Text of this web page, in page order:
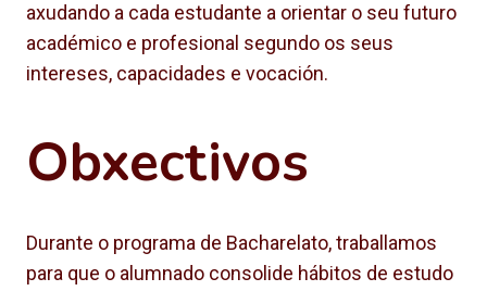
axudando a cada estudante a orientar o seu futuro
académico e profesional segundo os seus
intereses, capacidades e vocación.
Obxectivos
Durante o programa de Bacharelato, traballamos
para que o alumnado consolide hábitos de estudo